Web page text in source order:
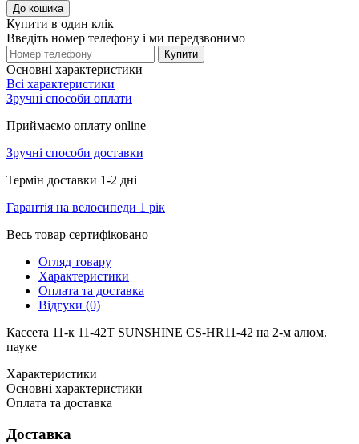
До кошика
Купити в один клік
Введіть номер телефону і ми передзвонимо
Купити
Основні характеристики
Всі характеристики
Зручні способи оплати
Приймаємо оплату online
Зручні способи доставки
Термін доставки 1-2 дні
Гарантія на велосипеди 1 рік
Весь товар сертифіковано
Огляд товару
Характеристики
Оплата та доставка
Відгуки (0)
Кассета 11-к 11-42T SUNSHINE CS-HR11-42 на 2-м алюм.
пауке
Характеристики
Основні характеристики
Оплата та доставка
Доставка